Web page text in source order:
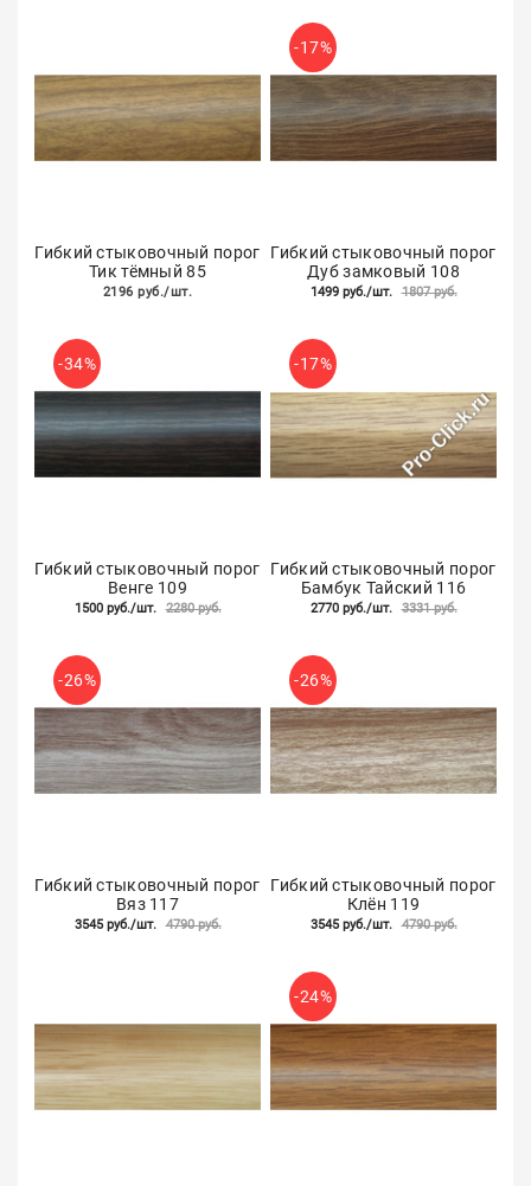
Гибкий стыковочный порог
Тик тёмный 85
2196 руб./шт.
Гибкий стыковочный порог
Дуб замковый 108
1499 руб./шт. 1807 руб.
-17%
Гибкий стыковочный порог
Венге 109
1500 руб./шт. 2280 руб.
-34%
Гибкий стыковочный порог
Бамбук Тайский 116
2770 руб./шт. 3331 руб.
-17%
Гибкий стыковочный порог
Вяз 117
3545 руб./шт. 4790 руб.
-26%
Гибкий стыковочный порог
Клён 119
3545 руб./шт. 4790 руб.
-26%
-24%